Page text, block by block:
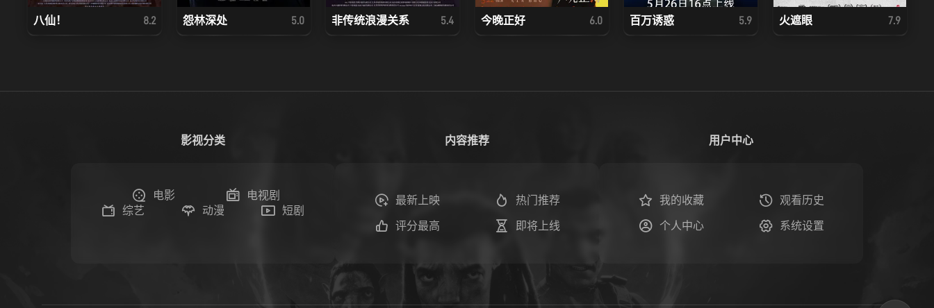
八仙！ 8.2 怨林深处 5.0 非传统浪漫关系 5.4 今晚正好 6.0 百万诱惑 5.9 火遮眼 7.9
影视分类
电影
电视剧
综艺
动漫 短剧
内容推荐
最新上映 热门推荐
评分最高 即将上线
用户中心
我的收藏 观看历史
个人中心 系统设置